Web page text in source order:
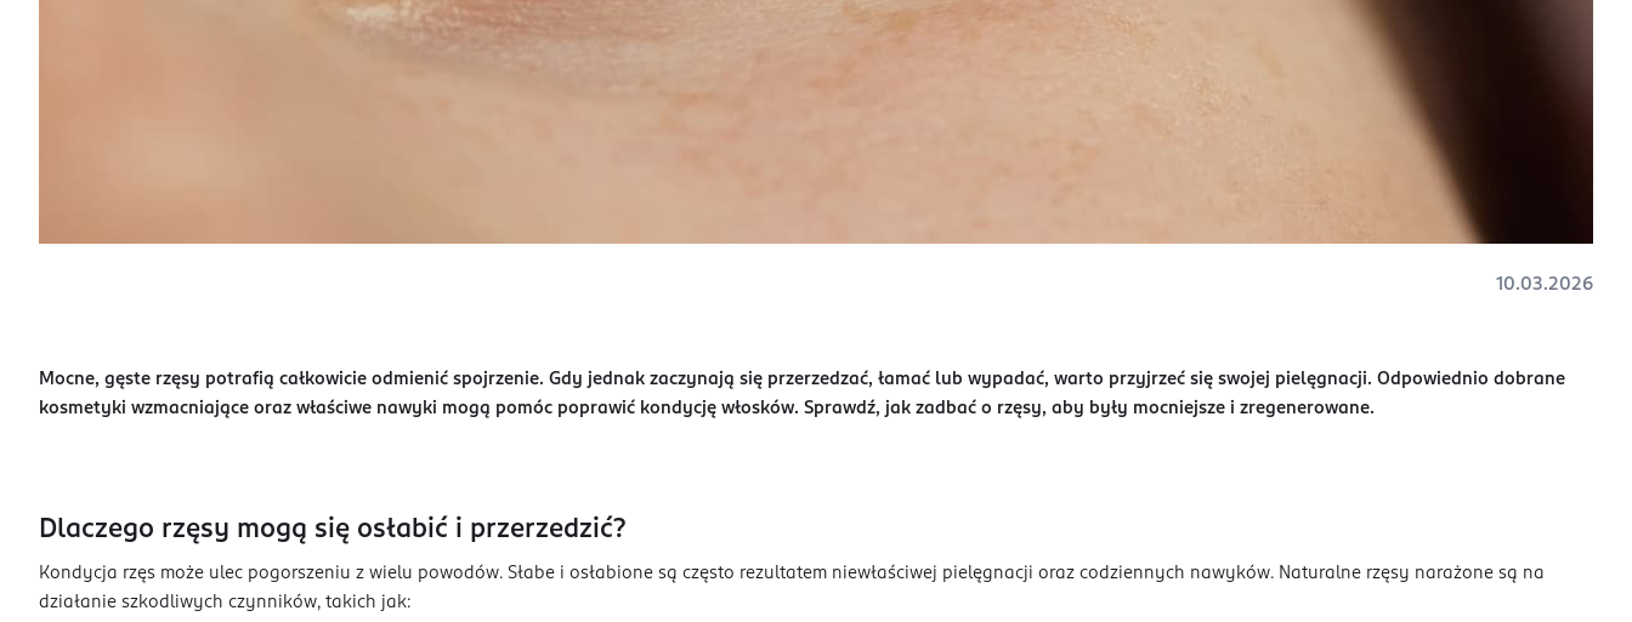
10.03.2026
Mocne, gęste rzęsy potrafią całkowicie odmienić spojrzenie. Gdy jednak zaczynają się przerzedzać, łamać lub wypadać, warto przyjrzeć się swojej pielęgnacji. Odpowiednio dobrane
kosmetyki wzmacniające oraz właściwe nawyki mogą pomóc poprawić kondycję włosków. Sprawdź, jak zadbać o rzęsy, aby były mocniejsze i zregenerowane.
Dlaczego rzęsy mogą się osłabić i przerzedzić?
Kondycja rzęs może ulec pogorszeniu z wielu powodów. Słabe i osłabione są często rezultatem niewłaściwej pielęgnacji oraz codziennych nawyków. Naturalne rzęsy narażone są na
działanie szkodliwych czynników, takich jak: